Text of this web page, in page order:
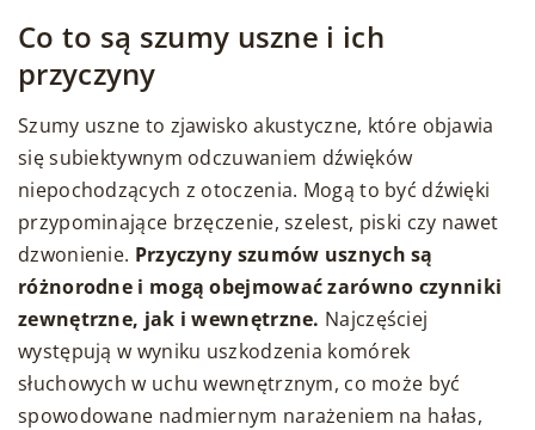
Co to są szumy uszne i ich
przyczyny
Szumy uszne to zjawisko akustyczne, które objawia
się subiektywnym odczuwaniem dźwięków
niepochodzących z otoczenia. Mogą to być dźwięki
przypominające brzęczenie, szelest, piski czy nawet
dzwonienie. Przyczyny szumów usznych są
różnorodne i mogą obejmować zarówno czynniki
zewnętrzne, jak i wewnętrzne. Najczęściej
występują w wyniku uszkodzenia komórek
słuchowych w uchu wewnętrznym, co może być
spowodowane nadmiernym narażeniem na hałas,